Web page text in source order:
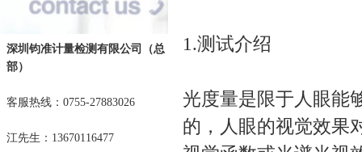
深圳钧准计量检测有限公司
（总
部）
客服热线：0755-27883026
江先生：13670116477
1.测试介绍
光度量是限于人眼能
的，人眼的视觉效果